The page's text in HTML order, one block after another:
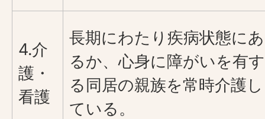
4.介
護・
看護
長期にわたり疾病状態にあ
るか、心身に障がいを有す
る同居の親族を常時介護し
ている。